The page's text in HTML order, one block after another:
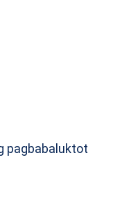
pagbabaluktot